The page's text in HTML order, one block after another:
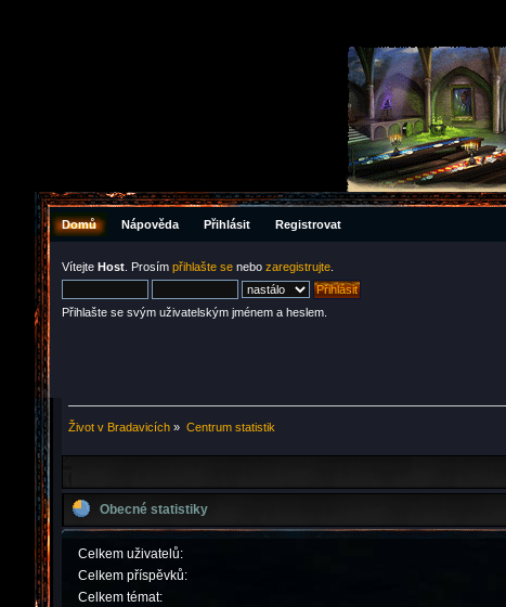
Domů Nápověda Přihlásit Registrovat
Vítejte Host . Prosím přihlašte se nebo zaregistrujte
Přihlašte se svým uživatelským jménem a heslem.
Život v Bradavicích » Centrum statistik
Obecné statistiky
Celkem uživatelů:
Celkem příspěvků:
Celkem témat: